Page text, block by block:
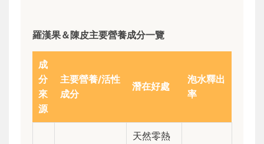
羅漢果＆陳皮主要營養成分一覽
成
分
來
源
主要營養/活性
成分
潛在好處
泡水釋出
率
天然零熱